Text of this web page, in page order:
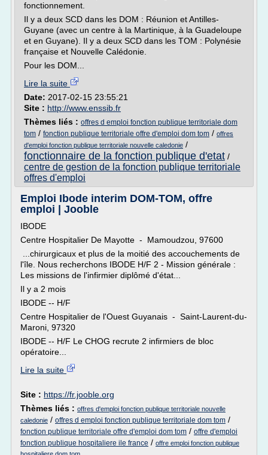
fonctionnement.
Il y a deux SCD dans les DOM : Réunion et Antilles-
Guyane (avec un centre à la Martinique, à la Guadeloupe
et en Guyane). Il y a deux SCD dans les TOM : Polynésie
française et Nouvelle Calédonie.
Pour les DOM...
Lire la suite
Date: 2017-02-15 23:55:21
Site : http://www.enssib.fr
Thèmes liés : offres d emploi fonction publique territoriale dom
tom / fonction publique territoriale offre d'emploi dom tom / offres
d'emploi fonction publique territoriale nouvelle caledonie /
fonctionnaire de la fonction publique d'etat /
centre de gestion de la fonction publique territoriale
offres d'emploi
Emploi Ibode interim DOM-TOM, offre
emploi | Jooble
IBODE
Centre Hospitalier De Mayotte - Mamoudzou, 97600
...chirurgicaux et plus de la moitié des accouchements de
l'île. Nous recherchons IBODE H/F 2 - Mission générale :
Les missions de l'infirmier diplômé d'état...
Il y a 2 mois
IBODE -- H/F
Centre Hospitalier de l'Ouest Guyanais - Saint-Laurent-du-
Maroni, 97320
IBODE -- H/F Le CHOG recrute 2 infirmiers de bloc
opératoire...
Lire la suite
Site : https://fr.jooble.org
Thèmes liés : offres d'emploi fonction publique territoriale nouvelle
caledonie / offres d emploi fonction publique territoriale dom tom /
fonction publique territoriale offre d'emploi dom tom / offre d'emploi
fonction publique hospitaliere ile france / offre emploi fonction publique